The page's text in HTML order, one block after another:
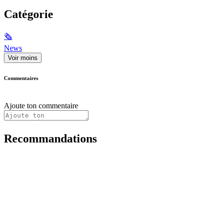
Catégorie
🗞
News
Voir moins
Commentaires
Ajoute ton commentaire
Recommandations